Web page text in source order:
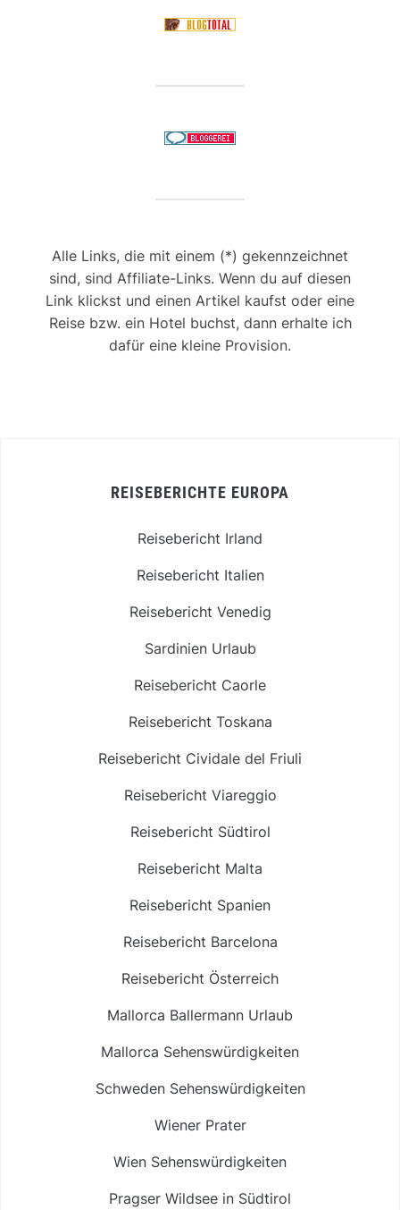
Alle Links, die mit einem (*) gekennzeichnet
sind, sind Affiliate-Links. Wenn du auf diesen
Link klickst und einen Artikel kaufst oder eine
Reise bzw. ein Hotel buchst, dann erhalte ich
dafür eine kleine Provision.
REISEBERICHTE EUROPA
Reisebericht Irland
Reisebericht Italien
Reisebericht Venedig
Sardinien Urlaub
Reisebericht Caorle
Reisebericht Toskana
Reisebericht Cividale del Friuli
Reisebericht Viareggio
Reisebericht Südtirol
Reisebericht Malta
Reisebericht Spanien
Reisebericht Barcelona
Reisebericht Österreich
Mallorca Ballermann Urlaub
Mallorca Sehenswürdigkeiten
Schweden Sehenswürdigkeiten
Wiener Prater
Wien Sehenswürdigkeiten
Pragser Wildsee in Südtirol